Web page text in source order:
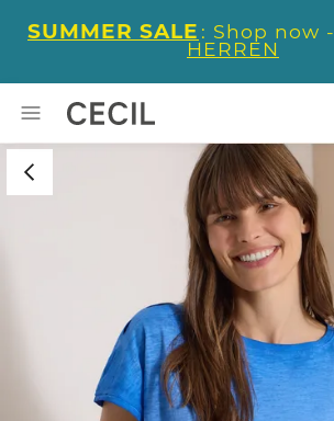
SUMMER SALE : Shop now -
HERREN